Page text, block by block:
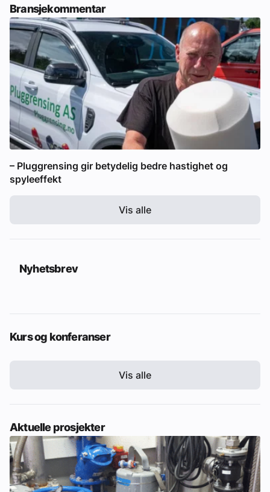
Bransjekommentar
– Pluggrensing gir betydelig bedre hastighet og
spyleeffekt
Vis alle
Nyhetsbrev
Kurs og konferanser
Vis alle
Aktuelle prosjekter